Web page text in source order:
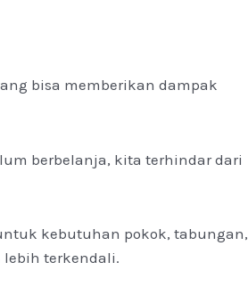
bisa memberikan dampak
berbelanja, kita terhindar dari
kebutuhan pokok, tabungan,
lebih terkendali.